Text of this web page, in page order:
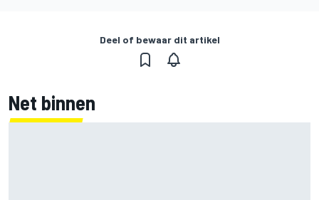
Deel of bewaar dit artikel
Net binnen